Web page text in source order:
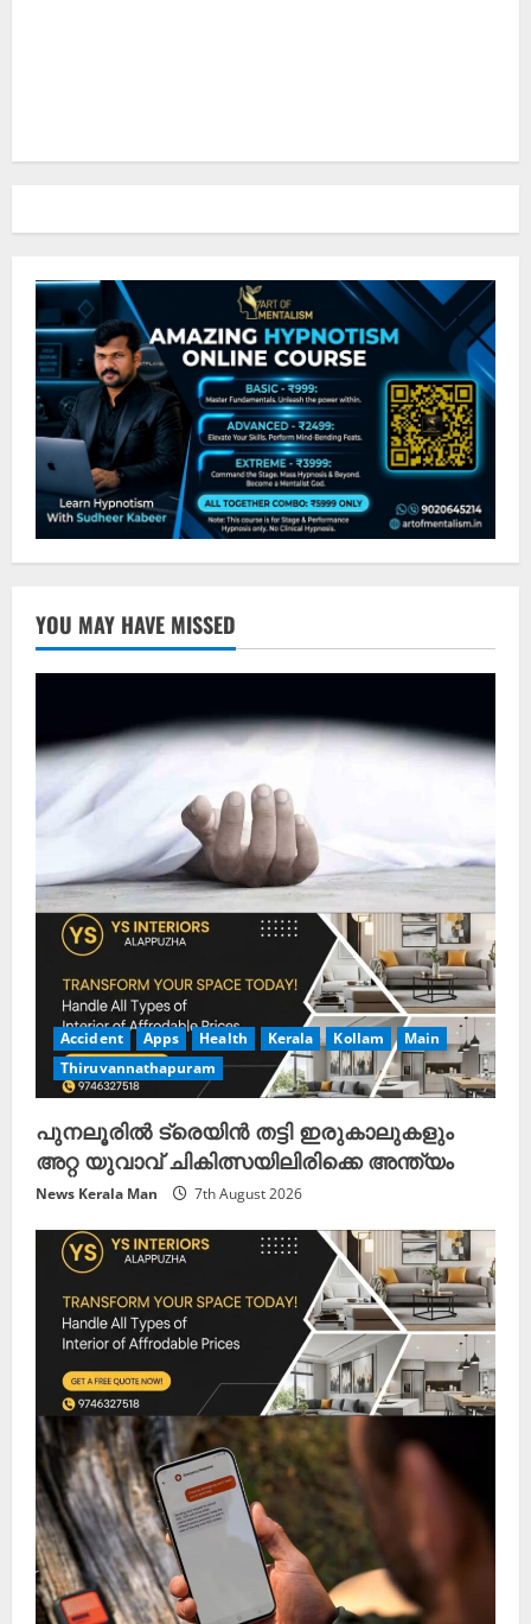
YOU MAY HAVE MISSED
Accident Apps Health Kerala Kollam
Main
Thiruvannathapuram
പുനലൂരിൽ ട്രെയിൻ തട്ടി ഇരുകാലുകളും
അറ്റ യുവാവ് ചികിത്സയിലിരിക്കെ അന്ത്യം
News Kerala Man 7th August 2026